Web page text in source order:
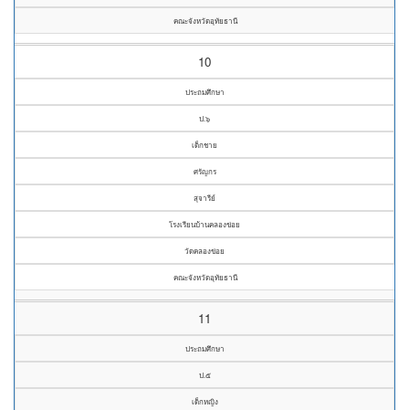
คณะจังหวัดอุทัยธานี
10
ประถมศึกษา
ป.๖
เด็กชาย
ศรัญกร
สุจารีย์
โรงเรียนบ้านคลองข่อย
วัดคลองข่อย
คณะจังหวัดอุทัยธานี
11
ประถมศึกษา
ป.๕
เด็กหญิง